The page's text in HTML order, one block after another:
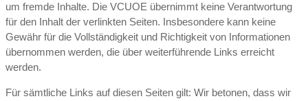
um fremde Inhalte. Die VCUOE übernimmt keine Verantwortung
für den Inhalt der verlinkten Seiten. Insbesondere kann keine
Gewähr für die Vollständigkeit und Richtigkeit von Informationen
übernommen werden, die über weiterführende Links erreicht
werden.
Für sämtliche Links auf diesen Seiten gilt: Wir betonen, dass wir